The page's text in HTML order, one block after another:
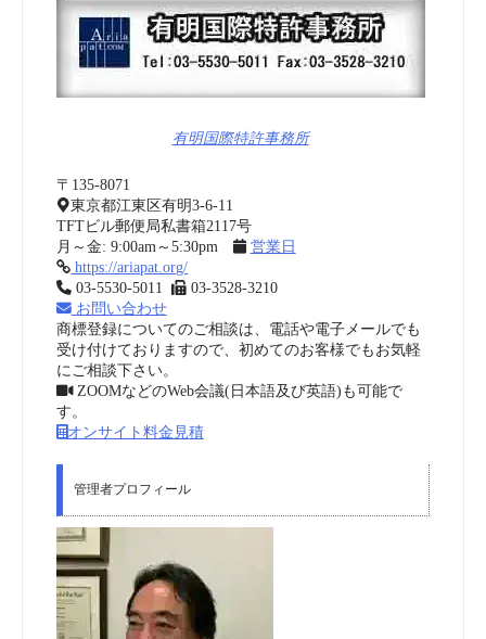
有明国際特許事務所
〒135-8071
東京都江東区有明3-6-11
TFTビル郵便局私書箱2117号
月～金: 9:00am～5:30pm
営業日
https://ariapat.org/
03-5530-5011
03-3528-3210
お問い合わせ
商標登録についてのご相談は、電話や電子メールでも
受け付けておりますので、初めてのお客様でもお気軽
にご相談下さい。
ZOOMなどのWeb会議(日本語及び英語)も可能で
す。
オンサイト料金見積
管理者プロフィール